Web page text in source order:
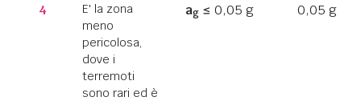
4
E' la zona
meno
pericolosa,
dove i
terremoti
sono rari ed è
ag≤ 0,05 g 0,05 g